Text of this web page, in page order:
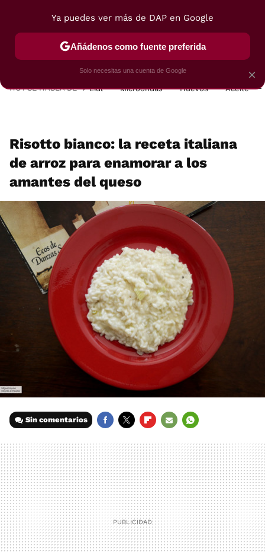
POSTRES VIAJES SELECCIÓN VEGUI
HOY SE HABLA DE Lidl Microondas Huevos Aceite
Risotto bianco: la receta italiana
de arroz para enamorar a los
amantes del queso
Sin comentarios
MAIL
×
Ya puedes ver más de DAP en Google
Añádenos como fuente preferida
Solo necesitas una cuenta de Google